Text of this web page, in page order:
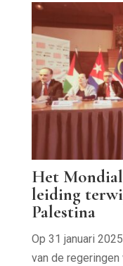
Het
leiding
Palestina
Op 31 januari
van de regeringen